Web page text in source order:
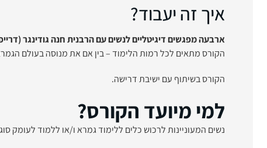
איך זה יעבוד?
ארבעה מפגשים דיגיטליים לנשים עם הרבנית חנה גודינגר
הקורס מתאים לכל רמות הלימוד – בין אם את מנוסה בעולם
הקורס בשיתוף עם ישיבת דרישה.
למי מיועד הקורס?
נשים המעוניינות לרכוש כלים ללימוד גמרא ו/או ללמוד לעומק